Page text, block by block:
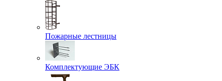
Пожарные лестницы
Комплектующие ЭБК